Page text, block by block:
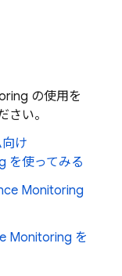
の使用を
い。
け
を使ってみる
Monitoring
Monitoring を